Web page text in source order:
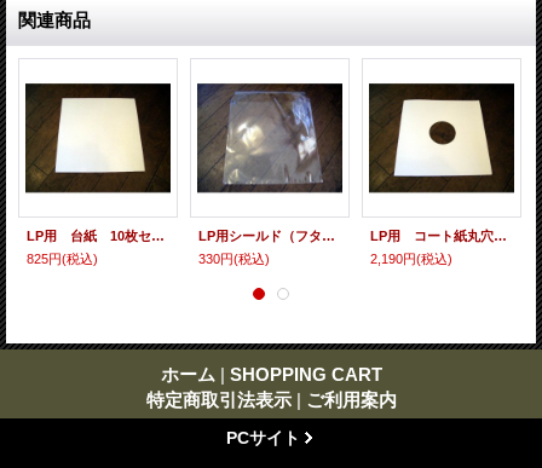
関連商品
LP用 台紙 10枚セット
825円(税込)
LP用シールド（フタノリ） 10枚セット
330円(税込)
LP用 コート紙丸穴ジャケ 10枚セット
2,190円(税込)
ホーム | SHOPPING CART
特定商取引法表示 | ご利用案内
PCサイト